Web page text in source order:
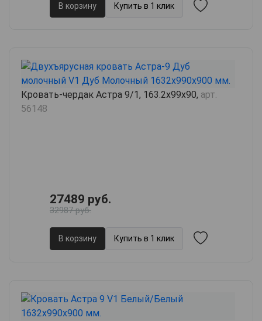
В корзину Купить в 1 клик
Кровать-чердак Астра 9/1, 163.2х99х90, арт.
56148
27489 руб.
32987 руб.
В корзину Купить в 1 клик